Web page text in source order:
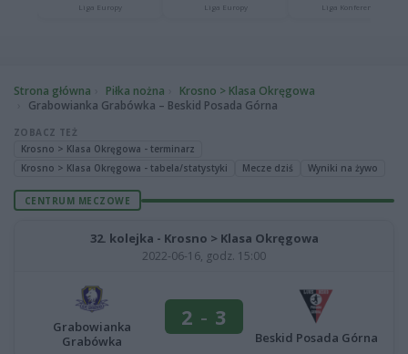
Liga Europy Liga Europy Liga Konferencji
Strona główna Piłka nożna
Krosno > Klasa Okręgowa
Grabowianka Grabówka – Beskid Posada Górna
ZOBACZ TEŻ
Krosno > Klasa Okręgowa - terminarz
Krosno > Klasa Okręgowa - tabela/statystyki
Mecze dziś Wyniki na żywo
CENTRUM MECZOWE
32. kolejka - Krosno > Klasa Okręgowa
2022-06-16, godz. 15:00
Grabowianka
Grabówka
2 - 3
Beskid Posada Górna